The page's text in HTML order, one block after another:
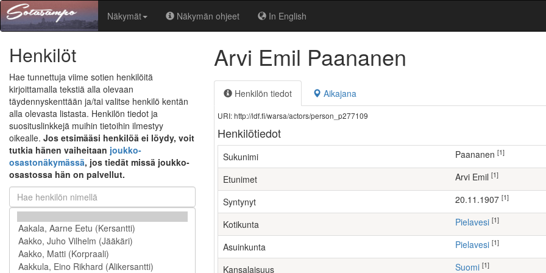
Näkymät Näkymän ohjeet In English
Henkilöt
Hae tunnettuja viime sotien henkilöitä
kirjoittamalla tekstiä alla olevaan
täydennyskenttään ja/tai valitse henkilö kentän
alla olevasta listasta. Henkilön tiedot ja
suosituslinkkejä muihin tietoihin ilmestyy
oikealle. Jos etsimääsi henkilöä ei löydy, voit
tutkia hänen vaiheitaan joukko-
osastonäkymässä, jos tiedät missä joukko-
osastossa hän on palvellut.
Arvi Emil Paananen
Henkilön tiedot Aikajana
URI: http://ldf.fi/warsa/actors/person_p277109
Henkilötiedot
Sukunimi Paananen [1]
Etunimet Arvi Emil [1]
Syntynyt 20.11.1907 [1]
Kotikunta Pielavesi [1]
Asuinkunta Pielavesi [1]
Kansalaisuus Suomi [1]